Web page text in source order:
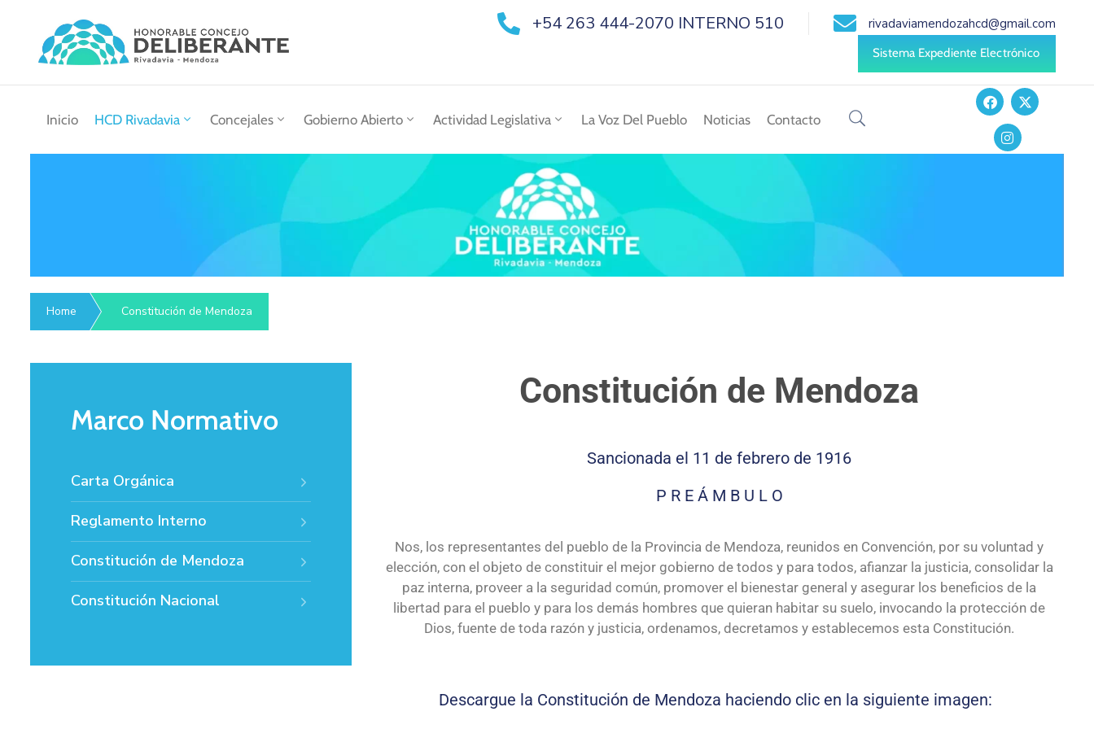
+54 263 444-2070 INTERNO 510 rivadaviamendozahcd@gmail.com
Sistema Expediente Electrónico
Inicio HCD Rivadavia Concejales Gobierno Abierto Actividad Legislativa La Voz Del Pueblo Noticias Contacto
Home Constitución de Mendoza
Marco Normativo
Carta Orgánica
Reglamento Interno
Constitución de Mendoza
Constitución Nacional
Constitución de Mendoza
Sancionada el 11 de febrero de 1916
P R E Á M B U L O
Nos, los representantes del pueblo de la Provincia de Mendoza, reunidos en Convención, por su voluntad y
elección, con el objeto de constituir el mejor gobierno de todos y para todos, afianzar la justicia, consolidar la
paz interna, proveer a la seguridad común, promover el bienestar general y asegurar los beneficios de la
libertad para el pueblo y para los demás hombres que quieran habitar su suelo, invocando la protección de
Dios, fuente de toda razón y justicia, ordenamos, decretamos y establecemos esta Constitución.
Descargue la Constitución de Mendoza haciendo clic en la siguiente imagen: